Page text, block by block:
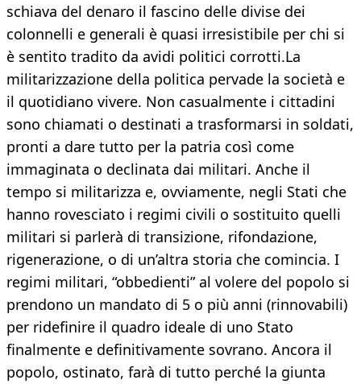
schiava del denaro il fascino delle divise dei
colonnelli e generali è quasi irresistibile per chi si
è sentito tradito da avidi politici corrotti.La
militarizzazione della politica pervade la società e
il quotidiano vivere. Non casualmente i cittadini
sono chiamati o destinati a trasformarsi in soldati,
pronti a dare tutto per la patria così come
immaginata o declinata dai militari. Anche il
tempo si militarizza e, ovviamente, negli Stati che
hanno rovesciato i regimi civili o sostituito quelli
militari si parlerà di transizione, rifondazione,
rigenerazione, o di un’altra storia che comincia. I
regimi militari, “obbedienti” al volere del popolo si
prendono un mandato di 5 o più anni (rinnovabili)
per ridefinire il quadro ideale di uno Stato
finalmente e definitivamente sovrano. Ancora il
popolo, ostinato, farà di tutto perché la giunta